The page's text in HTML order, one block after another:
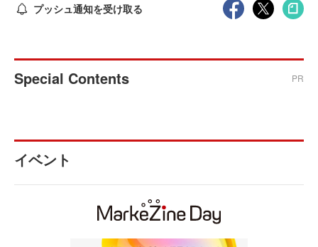
プッシュ通知を受け取る
Special Contents PR
イベント